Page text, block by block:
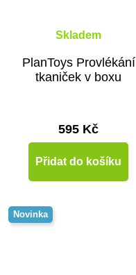
Skladem
PlanToys Provlékání
tkaniček v boxu
595 Kč
Přidat do košíku
Novinka